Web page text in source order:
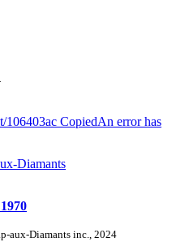
106403ac CopiedAn error has
Diamants
aux-Diamants inc., 2024